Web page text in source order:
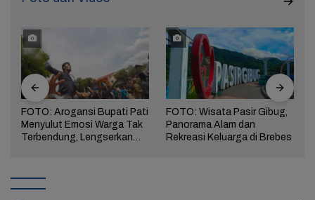
FOTO: Arogansi Bupati Pati
Menyulut Emosi Warga Tak
Terbendung, Lengserkan
FOTO: Wisata Pasir Gibug,
Panorama Alam dan
Rekreasi Keluarga di Brebes